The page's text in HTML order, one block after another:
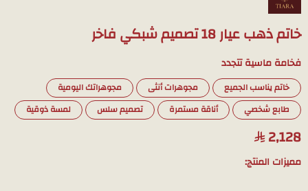
خاتم ذهب عيار 18 تصميم شبكي فاخر
فخامة ماسية تتجدد
خاتم يناسب الجميع مجوهرات أنثى
مجوهراتك اليومية
طابع شخصي
أناقة مستمرة تصميم سلس لمسة ذوقية
2,128
مميزات المنتج: